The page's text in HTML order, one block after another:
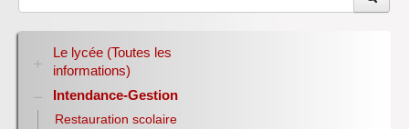
Le lycée (Toutes les
informations)
RENTREE 2026-2027
Stage des élèves de seconde
Intendance-Gestion
Restauration scolaire